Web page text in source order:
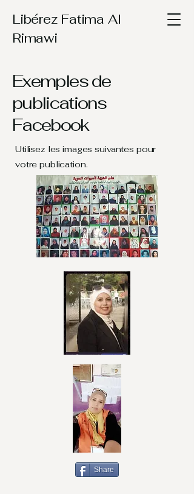
Libérez Fatima Al
Rimawi
Exemples de
publications
Facebook
Utilisez les images suivantes pour
votre publication.
Share